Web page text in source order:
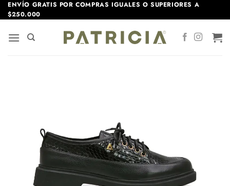
Saltar
al
contenido
ENVÍO GRATIS POR COMPRAS IGUALES O SUPERIORES A
$250.000